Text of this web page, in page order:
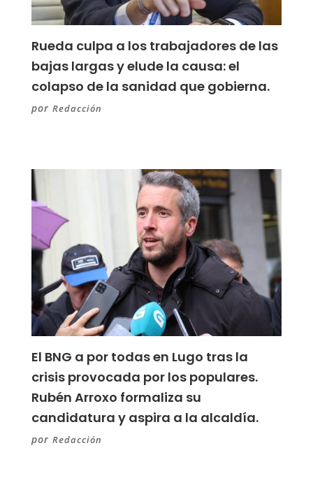
Rueda culpa a los trabajadores de las
bajas largas y elude la causa: el
colapso de la sanidad que gobierna.
por Redacción
El BNG a por todas en Lugo tras la
crisis provocada por los populares.
Rubén Arroxo formaliza su
candidatura y aspira a la alcaldía.
por Redacción